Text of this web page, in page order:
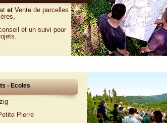
et Ventede parcelles
et un suivi pour
.
- Ecoles
Pierre